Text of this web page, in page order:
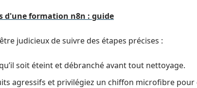
d'une formation n8n : guide
judicieux de suivre des étapes précises :
soit éteint et débranché avant tout nettoyage.
agressifs et privilégiez un chiffon microfibre pour